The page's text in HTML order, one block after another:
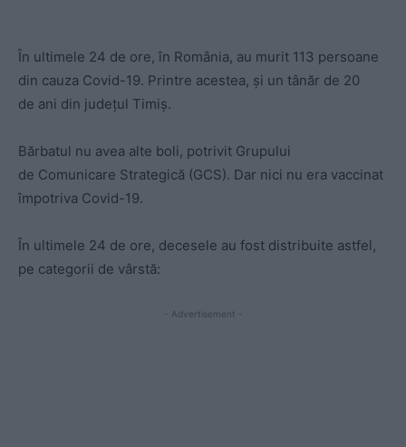
În ultimele 24 de ore, în România, au murit 113 persoane
din cauza Covid-19. Printre acestea, și un tânăr de 20
de ani din județul Timiș.
Bărbatul nu avea alte boli, potrivit Grupului
de Comunicare Strategică (GCS). Dar nici nu era vaccinat
împotriva Covid-19.
În ultimele 24 de ore, decesele au fost distribuite astfel,
pe categorii de vârstă:
- Advertisement -